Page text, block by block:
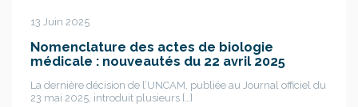
13 Juin 2025
Nomenclature des actes de biologie
médicale : nouveautés du 22 avril 2025
La dernière décision de l’UNCAM, publiée au Journal officiel du
23 mai 2025, introduit plusieurs […]